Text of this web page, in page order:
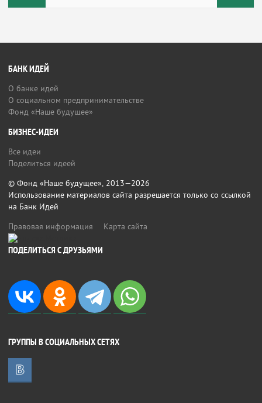
БАНК ИДЕЙ
О банке идей
О социальном предпринимательстве
Фонд «Наше будущее»
БИЗНЕС-ИДЕИ
Все идеи
Поделиться идеей
© Фонд «Наше будущее», 2013—2026
Использование материалов сайта разрешается только со ссылкой
на Банк Идей
Правовая информация
Карта сайта
ПОДЕЛИТЬСЯ С ДРУЗЬЯМИ
ГРУППЫ В СОЦИАЛЬНЫХ СЕТЯХ